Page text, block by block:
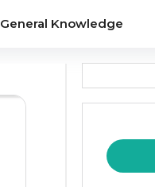
General Knowledge